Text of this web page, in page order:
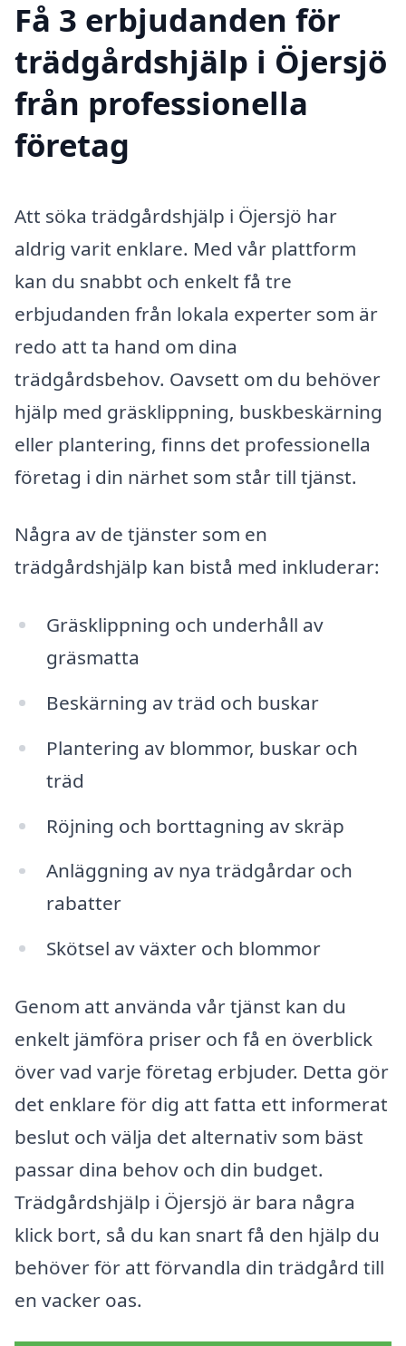
Få 3 erbjudanden för
trädgårdshjälp i Öjersjö
från professionella
företag
Att söka trädgårdshjälp i Öjersjö har
aldrig varit enklare. Med vår plattform
kan du snabbt och enkelt få tre
erbjudanden från lokala experter som är
redo att ta hand om dina
trädgårdsbehov. Oavsett om du behöver
hjälp med gräsklippning, buskbeskärning
eller plantering, finns det professionella
företag i din närhet som står till tjänst.
Några av de tjänster som en
trädgårdshjälp kan bistå med inkluderar:
Gräsklippning och underhåll av
gräsmatta
Beskärning av träd och buskar
Plantering av blommor, buskar och
träd
Röjning och borttagning av skräp
Anläggning av nya trädgårdar och
rabatter
Skötsel av växter och blommor
Genom att använda vår tjänst kan du
enkelt jämföra priser och få en överblick
över vad varje företag erbjuder. Detta gör
det enklare för dig att fatta ett informerat
beslut och välja det alternativ som bäst
passar dina behov och din budget.
Trädgårdshjälp i Öjersjö är bara några
klick bort, så du kan snart få den hjälp du
behöver för att förvandla din trädgård till
en vacker oas.